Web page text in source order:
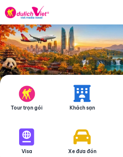
Tour trọn gói Khách sạn
Visa Xe đưa đón